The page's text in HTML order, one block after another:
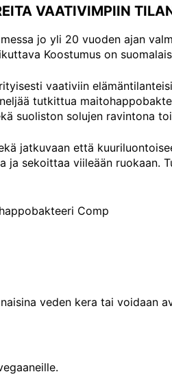
VAATIVIMPIIN
jo yli 20 vuoden ajan
Koostumus on
vaativiin
tutkittua
suoliston solujen ravintona
jatkuvaan että
ja sekoittaa viileään ruokaan.
veden kera tai voidaan